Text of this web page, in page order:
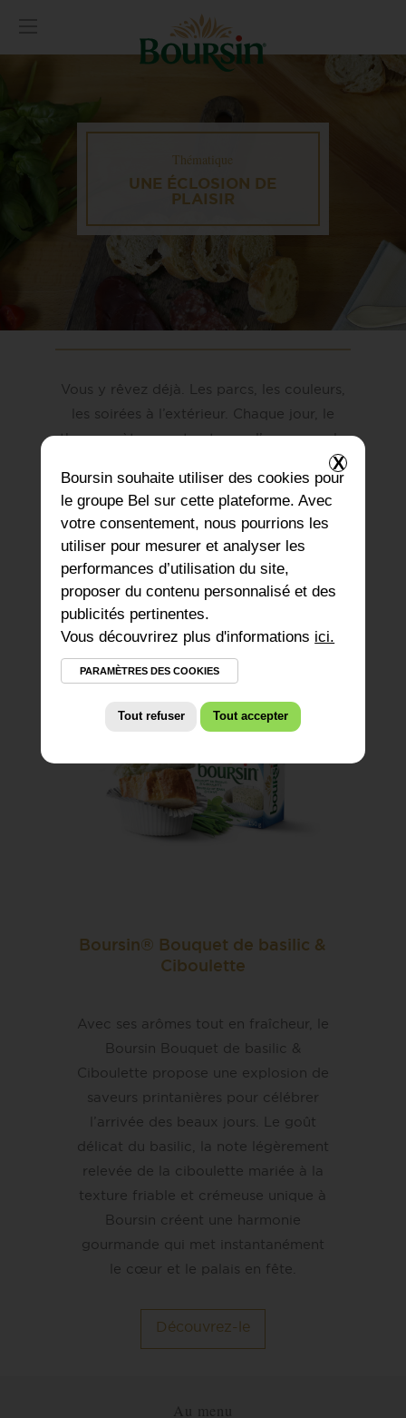
Thématique
UNE ÉCLOSION DE
PLAISIR
Vous y rêvez déjà. Les parcs, les couleurs,
les soirées à l’extérieur. Chaque jour, le
thermomètre monte et nous l’annonce : le
printemps est à nos portes. Et avec lui,
notre nouvelle saveur arrive pour ajouter
une touche de fraîcheur dans vos
célébrations printanières. Gageons qu’il
sera votre coup de cœur cette saison,
notre nouveau Boursin Bouquet de basilic
& Ciboulette! Célébrez le retour des beaux
jours avec ce fromage qui éveille les sens!
Boursin® Bouquet de basilic &
Ciboulette
Avec ses arômes tout en fraîcheur, le
Boursin Bouquet de basilic &
Ciboulette propose une explosion de
saveurs printanières pour célébrer
l’arrivée des beaux jours. Le goût
délicat du basilic, la note légèrement
relevée de la ciboulette mariée à la
texture friable et crémeuse unique à
Boursin créent une harmonie
gourmande qui met instantanément
le cœur et le palais en fête.
Découvrez-le
Au menu
X
Boursin souhaite utiliser des cookies pour
le groupe Bel sur cette plateforme. Avec
votre consentement, nous pourrions les
utiliser pour mesurer et analyser les
performances d’utilisation du site,
proposer du contenu personnalisé et des
publicités pertinentes.
Vous découvrirez plus d'informations ici.
PARAMÈTRES DES COOKIES
Tout refuser Tout accepter